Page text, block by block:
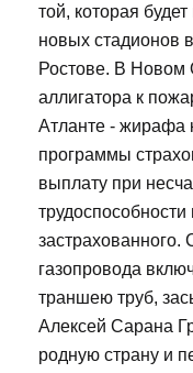
той, которая
новых стадионов
Ростове. В Новом
аллигатора к
Атланте - жирафа
программы
выплату при
застрахованного.
газопровода
траншею труб,
Алексей Сарана
родную страну и